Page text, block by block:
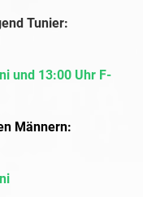
Tunier:
und 13:00 Uhr F-
Männern: